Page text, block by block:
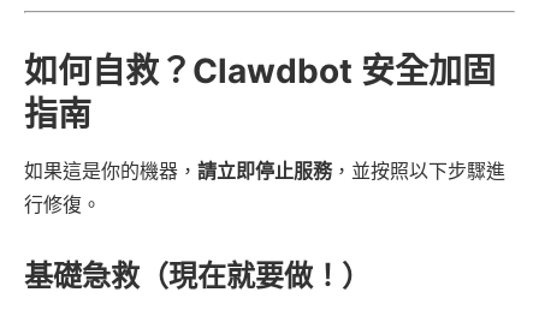
如何自救？Clawdbot 安全加固
指南
如果這是你的機器， 請立即停止服務，並按照以下步驟進
行修復。
基礎急救（現在就要做！）